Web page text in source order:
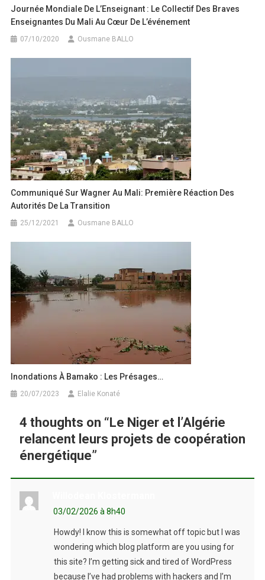
Journée Mondiale De L’Enseignant : Le Collectif Des Braves
Enseignantes Du Mali Au Cœur De L’événement
07/10/2020 Ousmane BALLO
Communiqué Sur Wagner Au Mali: Première Réaction Des
Autorités De La Transition
25/12/2021 Ousmane BALLO
Inondations À Bamako : Les Présages…
20/07/2023 Elalie Konaté
4 thoughts on “Le Niger et l’Algérie
relancent leurs projets de coopération
énergétique”
03/02/2026 à 8h40
Howdy! I know this is somewhat off topic but I was
wondering which blog platform are you using for
this site? I’m getting sick and tired of WordPress
because I’ve had problems with hackers and I’m